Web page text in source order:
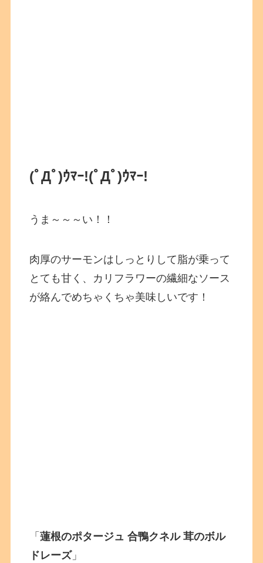
(ﾟДﾟ)ｳﾏｰ!(ﾟДﾟ)ｳﾏｰ!
うま～～～い！！
肉厚のサーモンはしっとりして脂が乗って
とても甘く、カリフラワーの繊細なソース
が絡んでめちゃくちゃ美味しいです！
「蓮根のポタージュ 合鴨クネル 茸のボル
ドレーズ」